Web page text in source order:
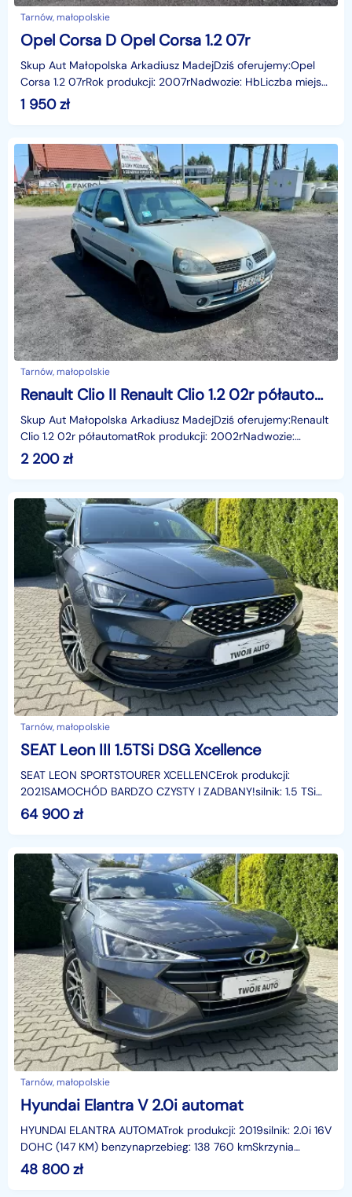
Tarnów, małopolskie
Opel Corsa D Opel Corsa 1.2 07r
Skup Aut Małopolska Arkadiusz MadejDziś oferujemy:Opel
Corsa 1.2 07rRok produkcji: 2007rNadwozie: HbLiczba miejsc:
5Skrzynia: ManualPrzebieg: 221254 kmOpis: Do
1 950zł
Tarnów, małopolskie
Renault Clio II Renault Clio 1.2 02r półautomat
Skup Aut Małopolska Arkadiusz MadejDziś oferujemy:Renault
Clio 1.2 02r półautomatRok produkcji: 2002rNadwozie:
hbLiczba miejsc: 5Skrzynia: PółautomatPrzebieg: 2
2 200zł
Tarnów, małopolskie
SEAT Leon III 1.5TSi DSG Xcellence
SEAT LEON SPORTSTOURER XCELLENCErok produkcji:
2021SAMOCHÓD BARDZO CZYSTY I ZADBANY!silnik: 1.5 TSi
(150 KM) turbo benzynaprzebieg: 89 815 kmSkrzynia
automatycz
64 900zł
Tarnów, małopolskie
Hyundai Elantra V 2.0i automat
HYUNDAI ELANTRA AUTOMATrok produkcji: 2019silnik: 2.0i 16V
DOHC (147 KM) benzynaprzebieg: 138 760 kmSkrzynia
automatycznaDriveMode: Normal,Sport,SmartWyposażen
48 800zł